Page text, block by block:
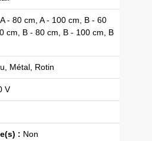
- 80 cm, A - 100 cm, B - 60
cm, B - 80 cm, B - 100 cm, B
Métal, Rotin
V
: Non